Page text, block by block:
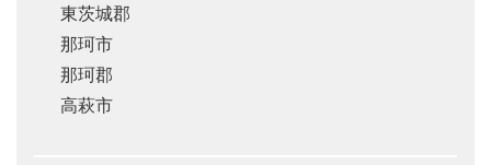
東茨城郡
那珂市
那珂郡
高萩市